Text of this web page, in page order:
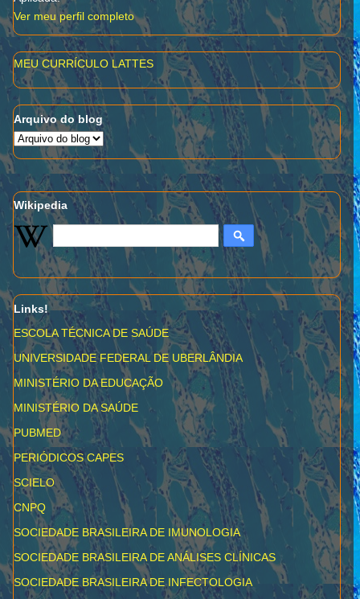
Ver meu perfil completo
MEU CURRÍCULO LATTES
Arquivo do blog
Wikipedia
Links!
ESCOLA TÉCNICA DE SAÚDE
UNIVERSIDADE FEDERAL DE UBERLÂNDIA
MINISTÉRIO DA EDUCAÇÃO
MINISTÉRIO DA SAÚDE
PUBMED
PERIÓDICOS CAPES
SCIELO
CNPQ
SOCIEDADE BRASILEIRA DE IMUNOLOGIA
SOCIEDADE BRASILEIRA DE ANÁLISES CLÍNICAS
SOCIEDADE BRASILEIRA DE INFECTOLOGIA